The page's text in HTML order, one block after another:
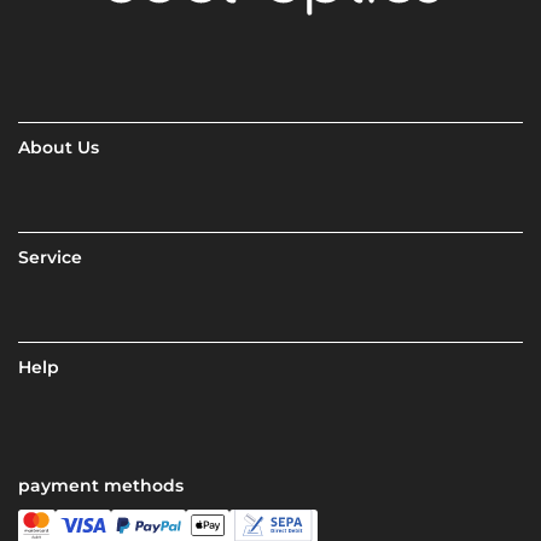
About Us
Service
Help
payment methods